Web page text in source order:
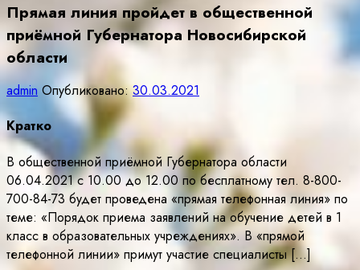
Прямая линия пройдет в общественной
приёмной Губернатора Новосибирской
области
admin Опубликовано:30.03.2021
Кратко
В общественной приёмной Губернатора области
06.04.2021 с 10.00 до 12.00 по бесплатному тел. 8-800-
700-84-73 будет проведена «прямая телефонная линия» по
теме: «Порядок приема заявлений на обучение детей в 1
класс в образовательных учреждениях». В «прямой
телефонной линии» примут участие специалисты […]